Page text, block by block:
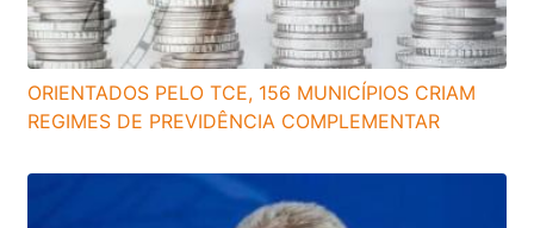
ORIENTADOS PELO TCE, 156 MUNICÍPIOS CRIAM
REGIMES DE PREVIDÊNCIA COMPLEMENTAR